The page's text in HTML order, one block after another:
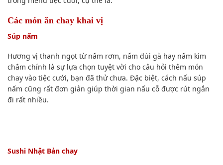
Các món ăn chay khai vị
Súp nấm
Hương vị thanh ngọt từ nấm rơm, nấm đùi gà hay nấm kim
châm chính là sự lựa chọn tuyệt vời cho câu hỏi thêm món
chay vào tiệc cưới, bạn đã thử chưa. Đặc biệt, cách nấu súp
nấm cũng rất đơn giản giúp thời gian nấu cỗ được rút ngắn
đi rất nhiều.
Sushi Nhật Bản chay